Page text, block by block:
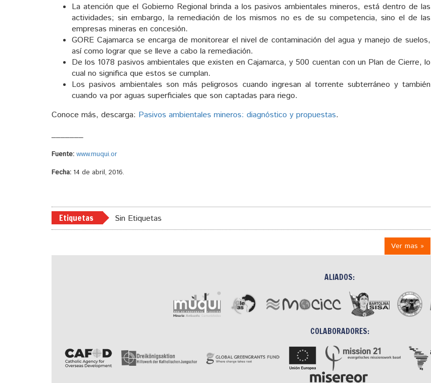
La atención que el Gobierno Regional brinda a los pasivos ambientales mineros, está dentro de las
actividades; sin embargo, la remediación de los mismos no es de su competencia, sino el de las
empresas mineras en concesión.
GORE Cajamarca se encarga de monitorear el nivel de contaminación del agua y manejo de suelos,
así como lograr que se lleve a cabo la remediación.
De los 1078 pasivos ambientales que existen en Cajamarca, y 500 cuentan con un Plan de Cierre, lo
cual no significa que estos se cumplan.
Los pasivos ambientales son más peligrosos cuando ingresan al torrente subterráneo y también
cuando va por aguas superficiales que son captadas para riego.
Conoce más, descarga: Pasivos ambientales mineros: diagnóstico y propuestas.
Fuente: www.muqui.or
Fecha: 14 de abril, 2016.
Etiquetas Sin Etiquetas
Ver mas »
ALIADOS:
COLABORADORES: